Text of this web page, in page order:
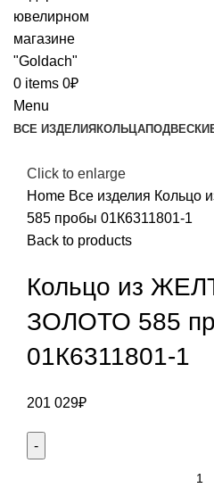
0 items 0₽
Menu
ВСЕ ИЗДЕЛИЯ КОЛЬЦАПОДВЕСКИ
Click to enlarge
Home Все изделия Кольцо
585 пробы 01К6311801-1
Back to products
Кольцо из
ЗОЛОТО 585
01К6311801-1
201 029₽